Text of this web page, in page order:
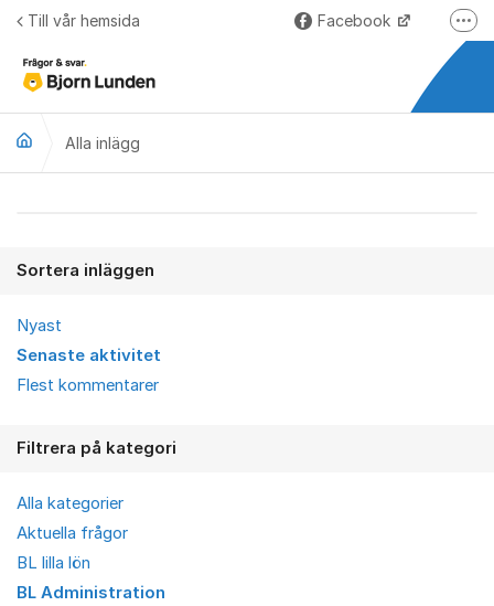
Hoppa till innehåll
Till vår hemsida Facebook
Alla inlägg
Sortera inläggen
Nyast
Senaste aktivitet
Flest kommentarer
Filtrera på kategori
Alla kategorier
Aktuella frågor
BL lilla lön
BL Administration